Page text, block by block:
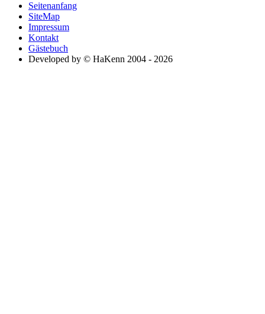
Seitenanfang
SiteMap
Impressum
Kontakt
Gästebuch
Developed by © HaKenn 2004 - 2026